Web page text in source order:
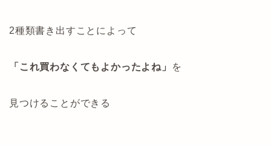
2種類書き出すことによって
「これ買わなくてもよかったよね」 を
見つけることができる